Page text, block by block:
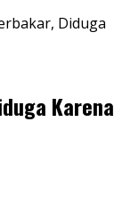
Diduga
Karena